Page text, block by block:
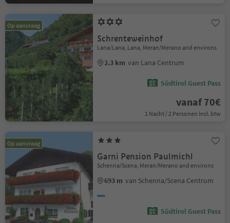
Op aanvraag
Schrenteweinhof
Lana/Lana, Lana, Meran/Merano and environs
2.3 km van Lana Centrum
Südtirol Guest Pass
vanaf 70€
1 Nacht / 2 Personen Incl. btw
Op aanvraag
Garni Pension Paulmichl
Schenna/Scena, Meran/Merano and environs
693 m van Schenna/Scena Centrum
Südtirol Guest Pass